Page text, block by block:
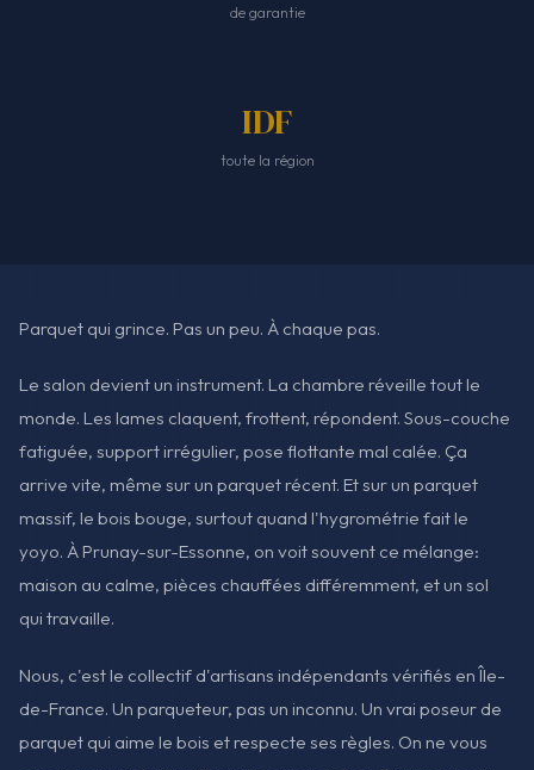
de garantie
IDF
toute la région
Parquet qui grince. Pas un peu. À chaque pas.
Le salon devient un instrument. La chambre réveille tout le
monde. Les lames claquent, frottent, répondent. Sous-couche
fatiguée, support irrégulier, pose flottante mal calée. Ça
arrive vite, même sur un parquet récent. Et sur un parquet
massif, le bois bouge, surtout quand l'hygrométrie fait le
yoyo. À Prunay-sur-Essonne, on voit souvent ce mélange:
maison au calme, pièces chauffées différemment, et un sol
qui travaille.
Nous, c'est le collectif d'artisans indépendants vérifiés en Île-
de-France. Un parqueteur, pas un inconnu. Un vrai poseur de
parquet qui aime le bois et respecte ses règles. On ne vous